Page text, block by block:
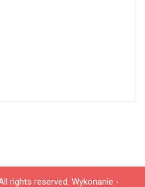
rights reserved. Wykonanie -